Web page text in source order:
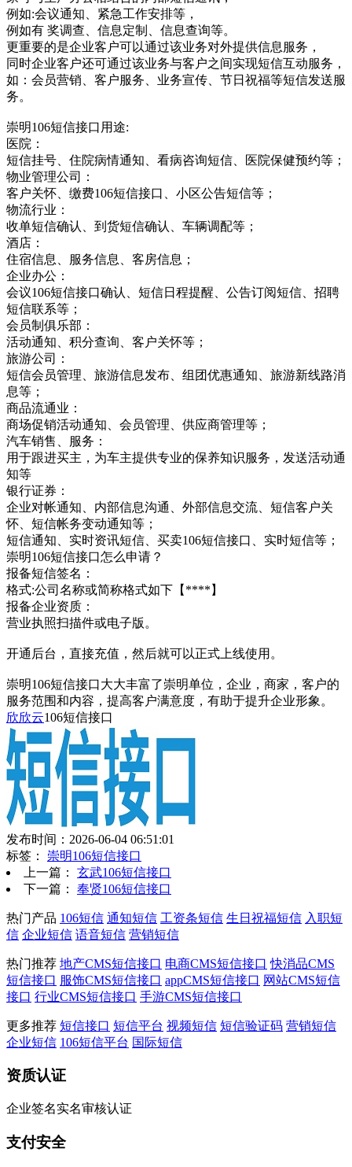
例如:会议通知、紧急工作安排等，
例如有 奖调查、信息定制、信息查询等。
更重要的是企业客户可以通过该业务对外提供信息服务，
同时企业客户还可通过该业务与客户之间实现短信互动服务，
如：会员营销、客户服务、业务宣传、节日祝福等短信发送服
务。
崇明106短信接口用途:
医院：
短信挂号、住院病情通知、看病咨询短信、医院保健预约等；
物业管理公司：
客户关怀、缴费106短信接口、小区公告短信等；
物流行业：
收单短信确认、到货短信确认、车辆调配等；
酒店：
住宿信息、服务信息、客房信息；
企业办公：
会议106短信接口确认、短信日程提醒、公告订阅短信、招聘
短信联系等；
会员制俱乐部：
活动通知、积分查询、客户关怀等；
旅游公司：
短信会员管理、旅游信息发布、组团优惠通知、旅游新线路消
息等；
商品流通业：
商场促销活动通知、会员管理、供应商管理等；
汽车销售、服务：
用于跟进买主，为车主提供专业的保养知识服务，发送活动通
知等
银行证券：
企业对帐通知、内部信息沟通、外部信息交流、短信客户关
怀、短信帐务变动通知等；
短信通知、实时资讯短信、买卖106短信接口、实时短信等；
崇明106短信接口怎么申请？
报备短信签名：
格式:公司名称或简称格式如下【****】
报备企业资质：
营业执照扫描件或电子版。
开通后台，直接充值，然后就可以正式上线使用。
崇明106短信接口大大丰富了崇明单位，企业，商家，客户的
服务范围和内容，提高客户满意度，有助于提升企业形象。
欣欣云106短信接口
发布时间：2026-06-04 06:51:01
标签： 崇明106短信接口
上一篇： 玄武106短信接口
下一篇： 奉贤106短信接口
热门产品 106短信 通知短信 工资条短信 生日祝福短信 入职短
信 企业短信 语音短信 营销短信
热门推荐 地产CMS短信接口 电商CMS短信接口 快消品CMS
短信接口 服饰CMS短信接口 appCMS短信接口 网站CMS短信
接口 行业CMS短信接口 手游CMS短信接口
更多推荐 短信接口 短信平台 视频短信 短信验证码 营销短信
企业短信 106短信平台 国际短信
资质认证
企业签名实名审核认证
支付安全